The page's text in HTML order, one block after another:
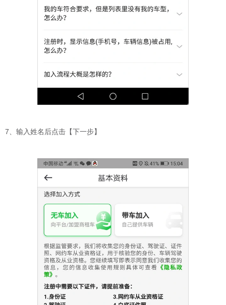
7、输入姓名后点击【下一步】